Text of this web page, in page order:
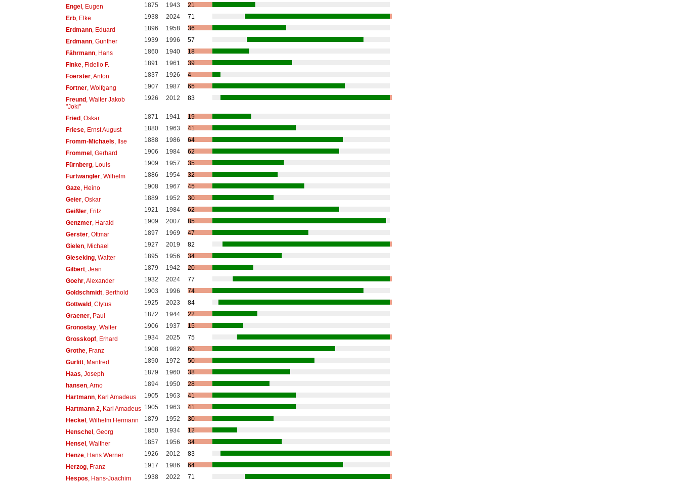
Engel, Eugen 1875 1943
21
Erb, Elke 1938 2024
71
Erdmann, Eduard 1896 1958
36
Erdmann, Gunther 1939 1996
57
Fährmann, Hans 1860 1940
18
Finke, Fidelio F. 1891 1961
39
Foerster, Anton 1837 1926
4
Fortner, Wolfgang 1907 1987
65
Freund, Walter Jakob
"Joki"
1926 2012 83
Fried, Oskar 1871 1941
19
Friese, Ernst August 1880 1963
41
Fromm-Michaels , Ilse 1888 1986
64
Frommel, Gerhard 1906 1984
62
Fürnberg, Louis 1909 1957
35
Furtwängler, Wilhelm 1886 1954
32
Gaze, Heino 1908 1967
45
Geier, Oskar 1889 1952
30
Geißler, Fritz 1921 1984
62
Genzmer, Harald 1909 2007
85
Gerster, Ottmar 1897 1969
47
Gielen, Michael 1927 2019
82
Gieseking, Walter 1895 1956
34
Gilbert, Jean 1879 1942
20
Goehr, Alexander 1932 2024
77
Goldschmidt, Berthold 1903 1996
74
Gottwald, Clytus 1925 2023
84
Graener, Paul 1872 1944
22
Gronostay, Walter 1906 1937
15
Grosskopf, Erhard 1934 2025
75
Grothe, Franz 1908 1982
60
Gurlitt, Manfred 1890 1972
50
Haas , Joseph 1879 1960
38
hansen, Arno 1894 1950
28
Hartmann, Karl Amadeus 1905 1963
41
Hartmann 2 , Karl Amadeus 1905 1963
41
Heckel, Wilhelm Hermann 1879 1952
30
Henschel, Georg 1850 1934
12
Hensel, Walther 1857 1956
34
Henze, Hans Werner 1926 2012
83
Herzog, Franz 1917 1986
64
Hespos , Hans-Joachim 1938 2022
71